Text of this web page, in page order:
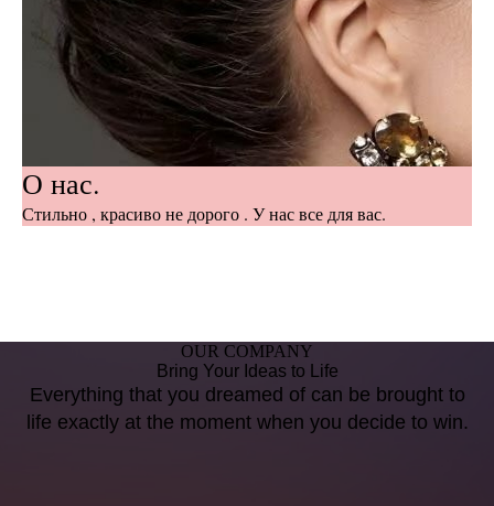
О нас.
Стильно , красиво не дорого . У нас все для вас.
OUR COMPANY
Bring Your Ideas to Life
Everything that you dreamed of can be brought to
life exactly at the moment when you decide to win.